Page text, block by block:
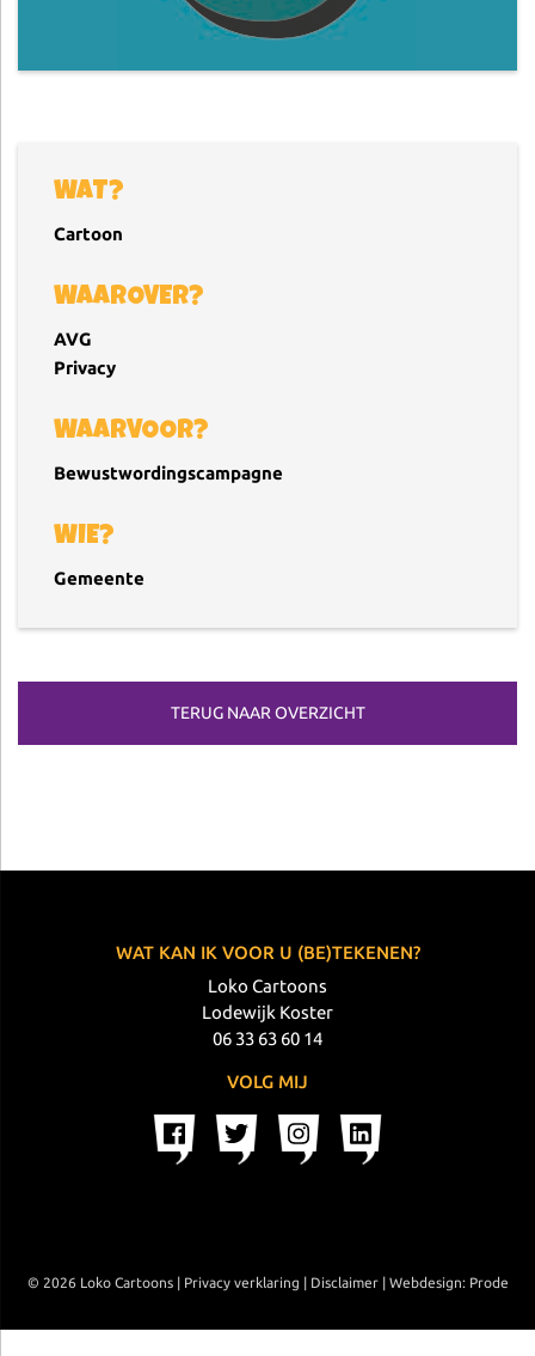
WAT?
Cartoon
WAAROVER?
AVG
Privacy
WAARVOOR?
Bewustwordingscampagne
WIE?
Gemeente
TERUG NAAR OVERZICHT
WAT KAN IK VOOR U (BE)TEKENEN?
Loko Cartoons
Lodewijk Koster
06 33 63 60 14
VOLG MIJ
© 2026 Loko Cartoons | Privacy verklaring | Disclaimer| Webdesign: Prode